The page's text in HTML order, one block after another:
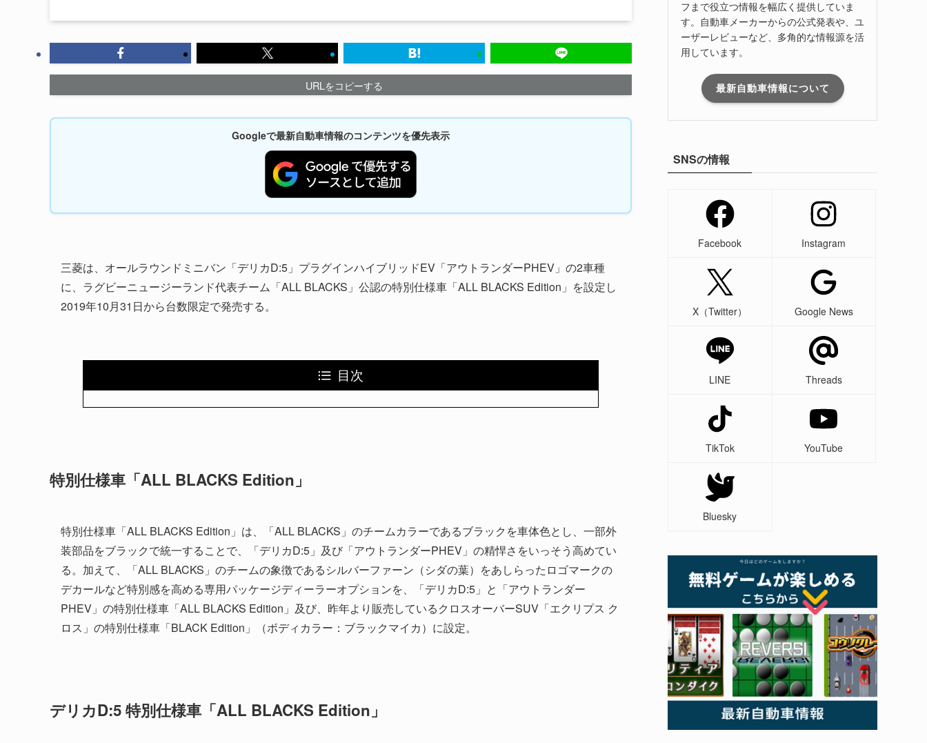
URLをコピーする
Googleで最新自動車情報のコンテンツを優先表示
三菱は、オールラウンドミニバン「デリカD:5」プラグインハイブリッドEV「アウトランダーPHEV」の2車種
に、ラグビーニュージーランド代表チーム「ALL BLACKS」公認の特別仕様車「ALL BLACKS Edition」を設定し
2019年10月31日から台数限定で発売する。
目次
特別仕様車「ALL BLACKS Edition」
特別仕様車「ALL BLACKS Edition」は、「ALL BLACKS」のチームカラーであるブラックを車体色とし、一部外
装部品をブラックで統一することで、「デリカD:5」及び「アウトランダーPHEV」の精悍さをいっそう高めてい
る。加えて、「ALL BLACKS」のチームの象徴であるシルバーファーン（シダの葉）をあしらったロゴマークの
デカールなど特別感を高める専用パッケージディーラーオプションを、「デリカD:5」と「アウトランダー
PHEV」の特別仕様車「ALL BLACKS Edition」及び、昨年より販売しているクロスオーバーSUV「エクリプス ク
ロス」の特別仕様車「BLACK Edition」（ボディカラー：ブラックマイカ）に設定。
デリカD:5 特別仕様車「ALL BLACKS Edition」
フまで役立つ情報を幅広く提供していま
す。自動車メーカーからの公式発表や、ユ
ーザーレビューなど、多角的な情報源を活
用しています。
最新自動車情報について
SNSの情報
Facebook Instagram
X（Twitter） Google News
LINE Threads
TikTok YouTube
Bluesky